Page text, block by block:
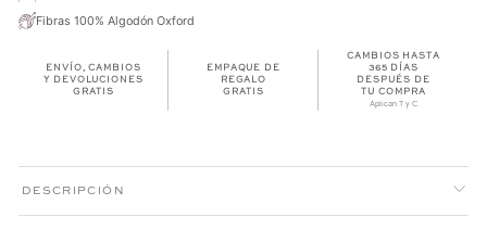
Fibras 100% Algodón Oxford
ENVÍO, CAMBIOS
Y DEVOLUCIONES
GRATIS
EMPAQUE DE
REGALO
GRATIS
CAMBIOS HASTA
365 DÍAS
DESPUÉS DE
TU COMPRA
Aplican T y C
DESCRIPCIÓN